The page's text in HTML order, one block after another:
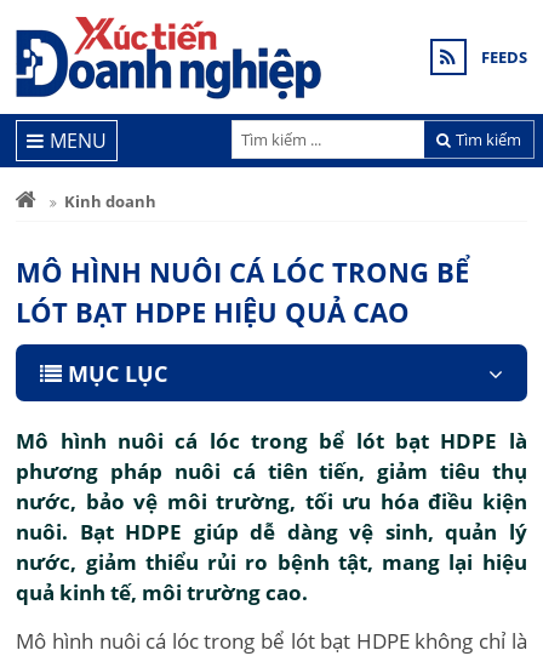
FEEDS
Tìm kiếm
MENU
Kinh doanh
MÔ HÌNH NUÔI CÁ LÓC TRONG BỂ
LÓT BẠT HDPE HIỆU QUẢ CAO
MỤC LỤC
Mô hình nuôi cá lóc trong bể lót bạt HDPE là
phương pháp nuôi cá tiên tiến, giảm tiêu thụ
nước, bảo vệ môi trường, tối ưu hóa điều kiện
nuôi. Bạt HDPE giúp dễ dàng vệ sinh, quản lý
nước, giảm thiểu rủi ro bệnh tật, mang lại hiệu
quả kinh tế, môi trường cao.
Mô hình nuôi cá lóc trong bể lót bạt HDPE không chỉ là